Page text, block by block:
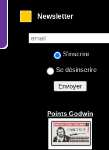
Newsletter
S'inscrire
Se désinscrire
Points Godwin